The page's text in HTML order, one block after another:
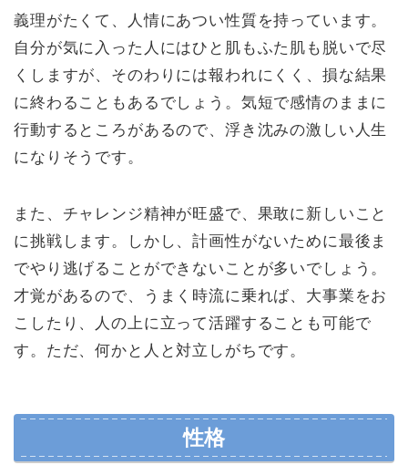
義理がたくて、人情にあつい性質を持っています。
自分が気に入った人にはひと肌もふた肌も脱いで尽
くしますが、そのわりには報われにくく、損な結果
に終わることもあるでしょう。気短で感情のままに
行動するところがあるので、浮き沈みの激しい人生
になりそうです。
また、チャレンジ精神が旺盛で、果敢に新しいこと
に挑戦します。しかし、計画性がないために最後ま
でやり逃げることができないことが多いでしょう。
才覚があるので、うまく時流に乗れば、大事業をお
こしたり、人の上に立って活躍することも可能で
す。ただ、何かと人と対立しがちです。
性格